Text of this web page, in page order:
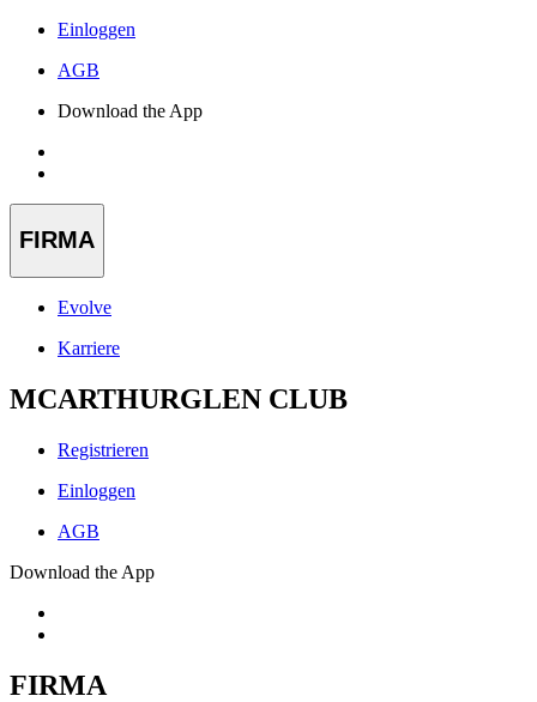
Einloggen
AGB
Download the App
FIRMA
Evolve
Karriere
MCARTHURGLEN CLUB
Registrieren
Einloggen
AGB
Download the App
FIRMA